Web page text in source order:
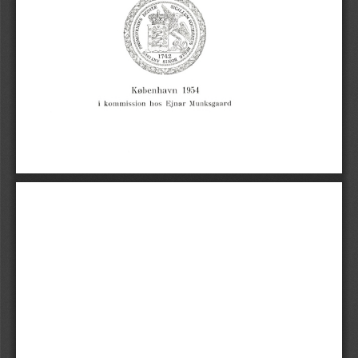
København 1954
i kommission lios Ejnar Munksgaard